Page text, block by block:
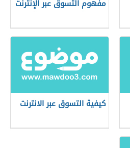
مفهوم التسوق عبر الإنترنت
كيفية التسوق عبر الانترنت